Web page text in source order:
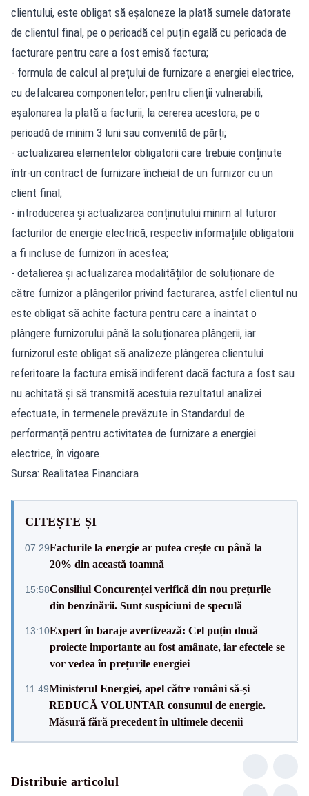
clientului, este obligat să eșaloneze la plată sumele datorate
de clientul final, pe o perioadă cel puțin egală cu perioada de
facturare pentru care a fost emisă factura;
- formula de calcul al prețului de furnizare a energiei electrice,
cu defalcarea componentelor; pentru clienții vulnerabili,
eșalonarea la plată a facturii, la cererea acestora, pe o
perioadă de minim 3 luni sau convenită de părți;
- actualizarea elementelor obligatorii care trebuie conținute
într-un contract de furnizare încheiat de un furnizor cu un
client final;
- introducerea și actualizarea conținutului minim al tuturor
facturilor de energie electrică, respectiv informațiile obligatorii
a fi incluse de furnizori în acestea;
- detalierea și actualizarea modalităților de soluționare de
către furnizor a plângerilor privind facturarea, astfel clientul nu
este obligat să achite factura pentru care a înaintat o
plângere furnizorului până la soluționarea plângerii, iar
furnizorul este obligat să analizeze plângerea clientului
referitoare la factura emisă indiferent dacă factura a fost sau
nu achitată și să transmită acestuia rezultatul analizei
efectuate, în termenele prevăzute în Standardul de
performanță pentru activitatea de furnizare a energiei
electrice, în vigoare.
Sursa: Realitatea Financiara
CITEȘTE ȘI
07:29Facturile la energie ar putea crește cu până la
20% din această toamnă
15:58Consiliul Concurenței verifică din nou prețurile
din benzinării. Sunt suspiciuni de speculă
13:10Expert în baraje avertizează: Cel puțin două
proiecte importante au fost amânate, iar efectele se
vor vedea în prețurile energiei
11:49Ministerul Energiei, apel către români să-și
REDUCĂ VOLUNTAR consumul de energie.
Măsură fără precedent în ultimele decenii
Distribuie articolul